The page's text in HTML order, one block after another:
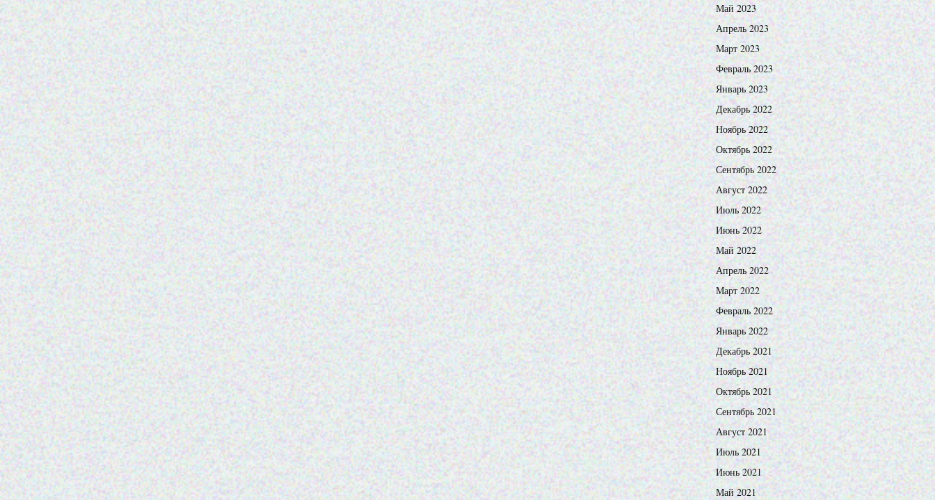
Май 2023
Апрель 2023
Март 2023
Февраль 2023
Январь 2023
Декабрь 2022
Ноябрь 2022
Октябрь 2022
Сентябрь 2022
Август 2022
Июль 2022
Июнь 2022
Май 2022
Апрель 2022
Март 2022
Февраль 2022
Январь 2022
Декабрь 2021
Ноябрь 2021
Октябрь 2021
Сентябрь 2021
Август 2021
Июль 2021
Июнь 2021
Май 2021